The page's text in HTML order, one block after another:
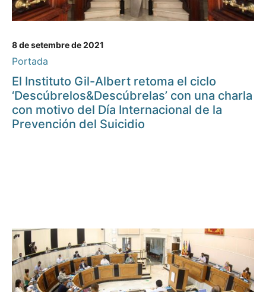
8 de setembre de 2021
Portada
El Instituto Gil-Albert retoma el ciclo
‘Descúbrelos&Descúbrelas’ con una charla
con motivo del Día Internacional de la
Prevención del Suicidio